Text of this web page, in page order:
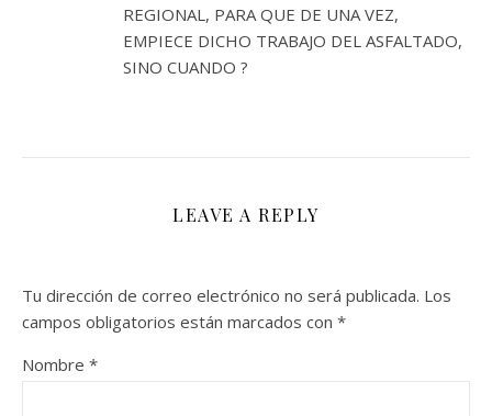
REGIONAL, PARA QUE DE UNA VEZ,
EMPIECE DICHO TRABAJO DEL ASFALTADO,
SINO CUANDO ?
LEAVE A REPLY
Tu dirección de correo electrónico no será publicada. Los
campos obligatorios están marcados con *
Nombre *